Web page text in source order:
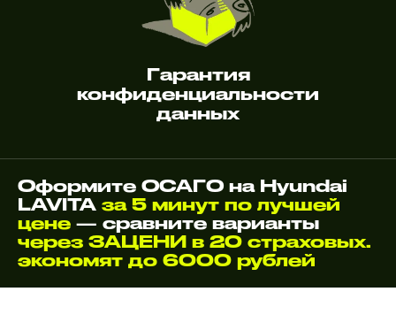
Гарантия
конфиденциальности
данных
Оформите ОСАГО на Hyundai
LAVITA за 5 минут по лучшей
цене — сравните варианты
через ЗАЦЕНИ в 20 страховых.
экономят до 6000 рублей